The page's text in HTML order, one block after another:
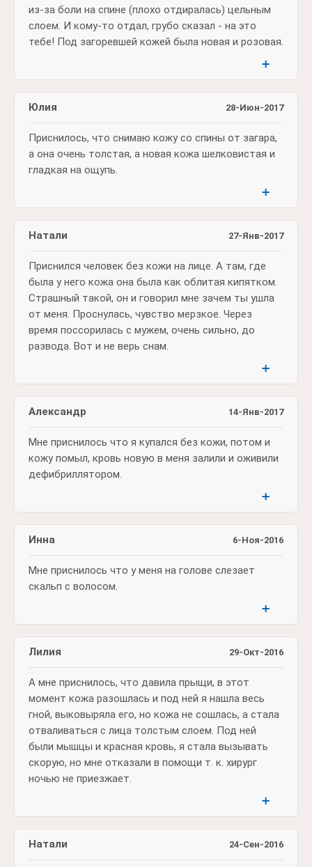
из-за боли на спине (плохо отдиралась) цельным
слоем. И кому-то отдал, грубо сказал - на это
тебе! Под загоревшей кожей была новая и розовая.
➕
28-Июн-2017
Юлия
Приснилось, что снимаю кожу со спины от загара,
а она очень толстая, а новая кожа шелковистая и
гладкая на ощупь.
➕
27-Янв-2017
Натали
Приснился человек без кожи на лице. А там, где
была у него кожа она была как облитая кипятком.
Страшный такой, он и говорил мне зачем ты ушла
от меня. Проснулась, чувство мерзкое. Через
время поссорилась с мужем, очень сильно, до
развода. Вот и не верь снам.
➕
14-Янв-2017
Александр
Мне приснилось что я купался без кожи, потом и
кожу помыл, кровь новую в меня залили и оживили
дефибриллятором.
➕
6-Ноя-2016
Инна
Мне приснилось что у меня на голове слезает
скальп с волосом.
➕
29-Окт-2016
Лилия
А мне приснилось, что давила прыщи, в этот
момент кожа разошлась и под ней я нашла весь
гной, выковыряла его, но кожа не сошлась, а стала
отваливаться с лица толстым слоем. Под ней
были мышцы и красная кровь, я стала вызывать
скорую, но мне отказали в помощи т. к. хирург
ночью не приезжает.
➕
24-Сен-2016
Натали